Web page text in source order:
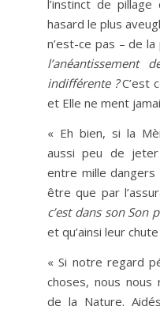
l’instinct de
hasard le plus
n’est-ce pas – de
l’anéantissement
indifférente ?C’est
et Elle ne ment
« Eh bien, si la
aussi peu de
entre mille
être que par
c’est dans son Son
et qu’ainsi leur
« Si notre regard
choses, nous nous
de la Nature.